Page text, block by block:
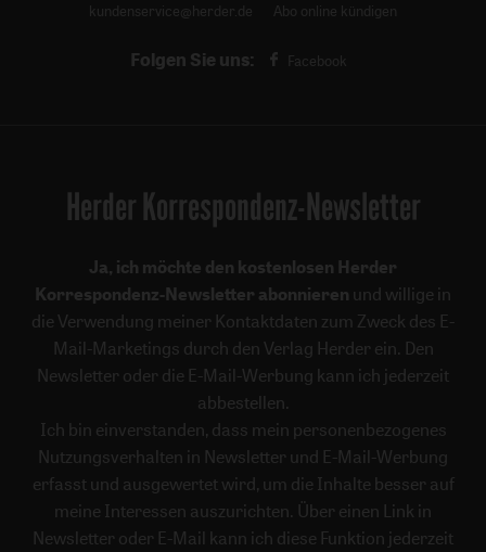
kundenservice@herder.de
Abo online kündigen
Folgen Sie uns: Facebook
Herder Korrespondenz-Newsletter
Ja, ich möchte den kostenlosen Herder
Korrespondenz-Newsletter abonnieren und willige in
die Verwendung meiner Kontaktdaten zum Zweck des E-
Mail-Marketings durch den Verlag Herder ein. Den
Newsletter oder die E-Mail-Werbung kann ich jederzeit
abbestellen.
Ich bin einverstanden, dass mein personenbezogenes
Nutzungsverhalten in Newsletter und E-Mail-Werbung
erfasst und ausgewertet wird, um die Inhalte besser auf
meine Interessen auszurichten. Über einen Link in
Newsletter oder E-Mail kann ich diese Funktion jederzeit